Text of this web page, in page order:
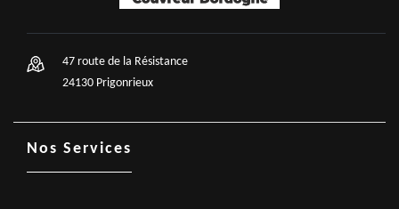
47 route de la Résistance
24130 Prigonrieux
Nos Services